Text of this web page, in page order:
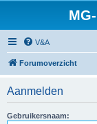
V&A
Forumoverzicht
Aanmelden
Gebruikersnaam: